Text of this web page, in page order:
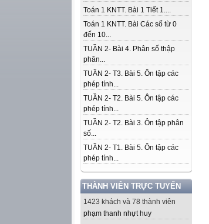
Toán 1 KNTT. Bài 1 Tiết 1....
Toán 1 KNTT. Bài Các số từ 0
đến 10...
TUẦN 2- Bài 4. Phân số thập
phân...
TUẦN 2- T3. Bài 5. Ôn tập các
phép tính...
TUẦN 2- T2. Bài 5. Ôn tập các
phép tính...
TUẦN 2- T2. Bài 3. Ôn tập phân
số...
TUẦN 2- T1. Bài 5. Ôn tập các
phép tính...
THÀNH VIÊN TRỰC TUYẾN
1423 khách và 78 thành viên
phạm thanh nhựt huy